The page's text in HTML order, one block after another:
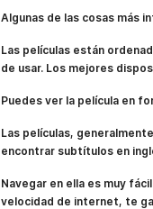
Algunas de las cosas más
Las películas están
de usar. Los mejores
Puedes ver la película en
Las películas,
encontrar subtítulos en
Navegar en ella es muy
velocidad de internet, te